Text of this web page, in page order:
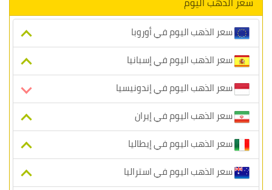
سعر الذهب اليوم في أوروبا
سعر الذهب اليوم في إسبانيا
سعر الذهب اليوم في إندونيسيا
سعر الذهب اليوم في إيران
سعر الذهب اليوم في إيطاليا
سعر الذهب اليوم في استراليا